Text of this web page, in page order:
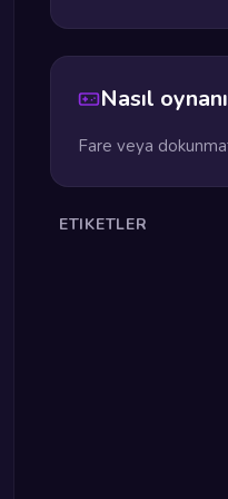
Nasıl
Fare veya
ETIKETLER